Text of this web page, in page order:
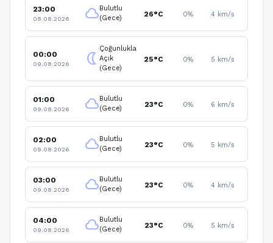
23:00
08.08.2026 cloudBulutlu
(Gece)
26°C 0% 4 km/s
00:00
09.08.2026 nightlight
Çoğunlukla
Açık
(Gece)
25°C 0% 5 km/s
01:00
09.08.2026 cloudBulutlu
(Gece)
23°C 0% 6 km/s
02:00
09.08.2026 cloudBulutlu
(Gece)
23°C 0% 5 km/s
03:00
09.08.2026 cloudBulutlu
(Gece)
23°C 0% 4 km/s
04:00
09.08.2026 cloudBulutlu
(Gece)
23°C 0% 5 km/s